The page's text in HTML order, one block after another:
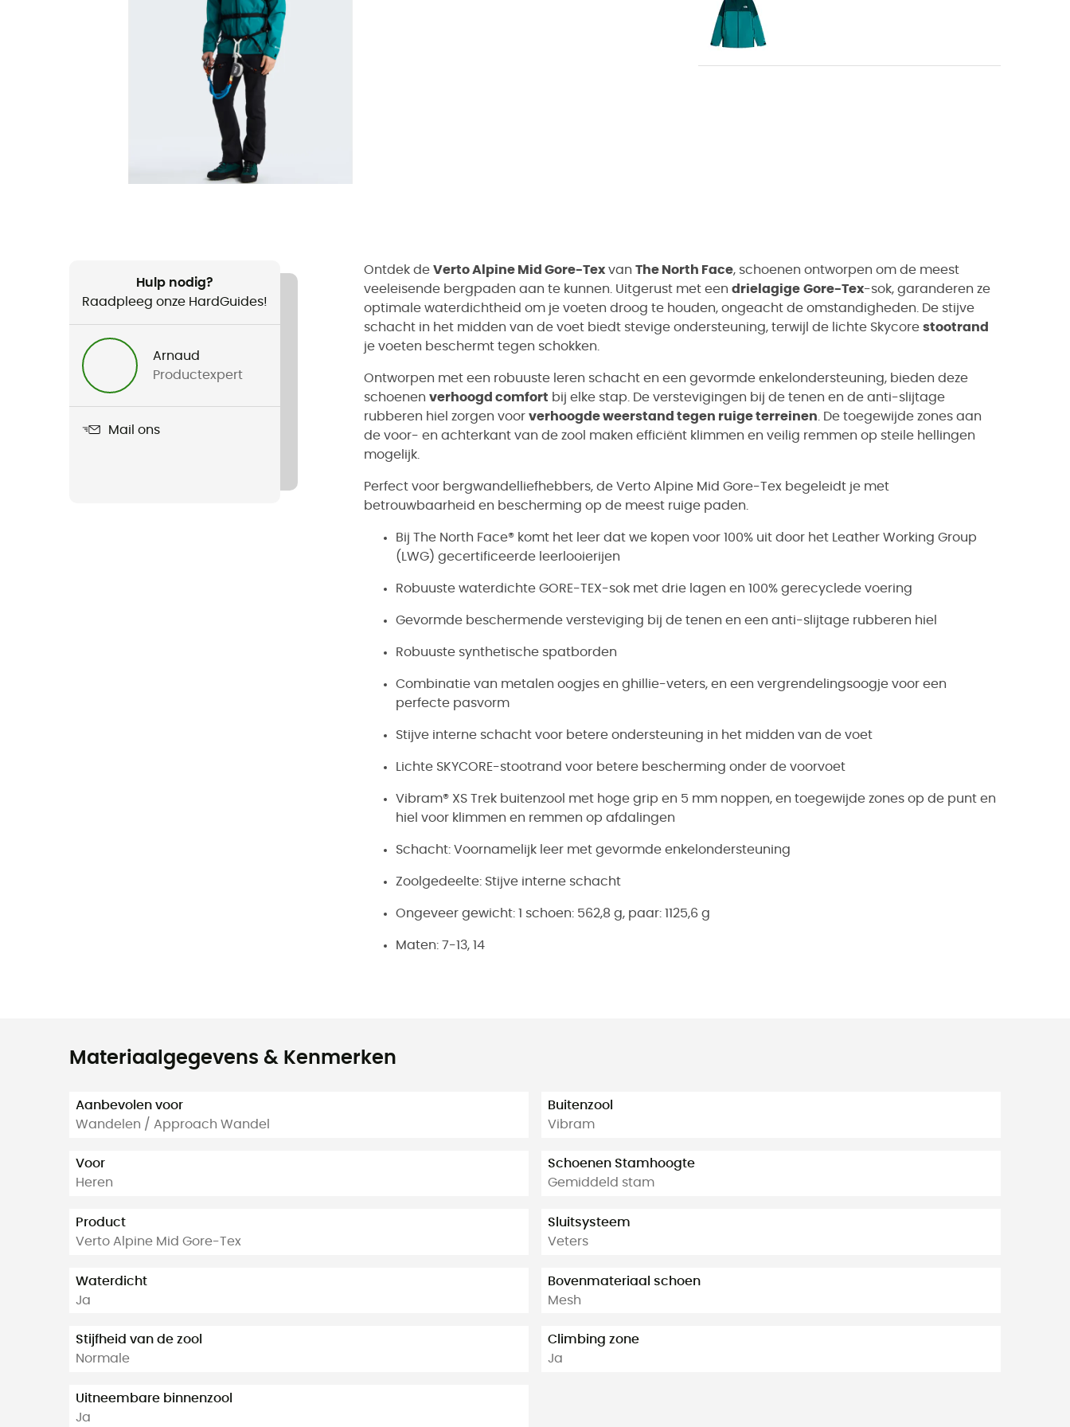
Hulp nodig?
Raadpleeg onze HardGuides!
Arnaud
Productexpert
Mail ons
Ontdek de Verto Alpine Mid Gore-Tex van The North Face, schoenen ontworpen om de meest
veeleisende bergpaden aan te kunnen. Uitgerust met een drielagige Gore-Tex-sok, garanderen ze
optimale waterdichtheid om je voeten droog te houden, ongeacht de omstandigheden. De stijve
schacht in het midden van de voet biedt stevige ondersteuning, terwijl de lichte Skycore stootrand
je voeten beschermt tegen schokken.
Ontworpen met een robuuste leren schacht en een gevormde enkelondersteuning, bieden deze
schoenen verhoogd comfort bij elke stap. De verstevigingen bij de tenen en de anti-slijtage
rubberen hiel zorgen voor verhoogde weerstand tegen ruige terreinen . De toegewijde zones aan
de voor- en achterkant van de zool maken efficiënt klimmen en veilig remmen op steile hellingen
mogelijk.
Perfect voor bergwandelliefhebbers, de Verto Alpine Mid Gore-Tex begeleidt je met
betrouwbaarheid en bescherming op de meest ruige paden.
Bij The North Face® komt het leer dat we kopen voor 100% uit door het Leather Working Group
(LWG) gecertificeerde leerlooierijen
Robuuste waterdichte GORE-TEX-sok met drie lagen en 100% gerecyclede voering
Gevormde beschermende versteviging bij de tenen en een anti-slijtage rubberen hiel
Robuuste synthetische spatborden
Combinatie van metalen oogjes en ghillie-veters, en een vergrendelingsoogje voor een
perfecte pasvorm
Stijve interne schacht voor betere ondersteuning in het midden van de voet
Lichte SKYCORE-stootrand voor betere bescherming onder de voorvoet
Vibram® XS Trek buitenzool met hoge grip en 5 mm noppen, en toegewijde zones op de punt en
hiel voor klimmen en remmen op afdalingen
Schacht: Voornamelijk leer met gevormde enkelondersteuning
Zoolgedeelte: Stijve interne schacht
Ongeveer gewicht: 1 schoen: 562,8 g, paar: 1125,6 g
Maten: 7-13, 14
Materiaalgegevens & Kenmerken
Aanbevolen voor
Wandelen / Approach Wandel
Voor
Heren
Product
Verto Alpine Mid Gore-Tex
Waterdicht
Ja
Stijfheid van de zool
Normale
Uitneembare binnenzool
Ja
Buitenzool
Vibram
Schoenen Stamhoogte
Gemiddeld stam
Sluitsysteem
Veters
Bovenmateriaal schoen
Mesh
Climbing zone
Ja